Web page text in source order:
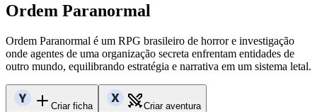
Ordem Paranormal
Ordem Paranormal é um RPG brasileiro de horror e investigação
onde agentes de uma organização secreta enfrentam entidades de
outro mundo, equilibrando estratégia e narrativa em um sistema letal.
Criar ficha Criar aventura